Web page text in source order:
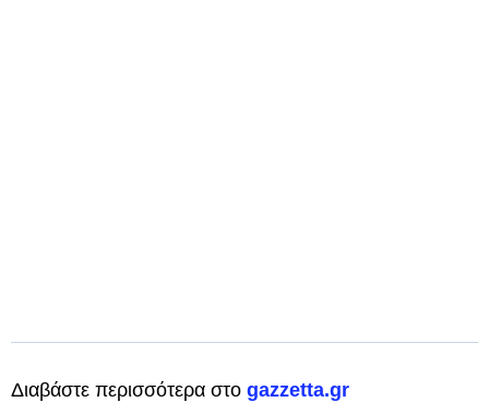
Διαβάστε περισσότερα στο gazzetta.gr